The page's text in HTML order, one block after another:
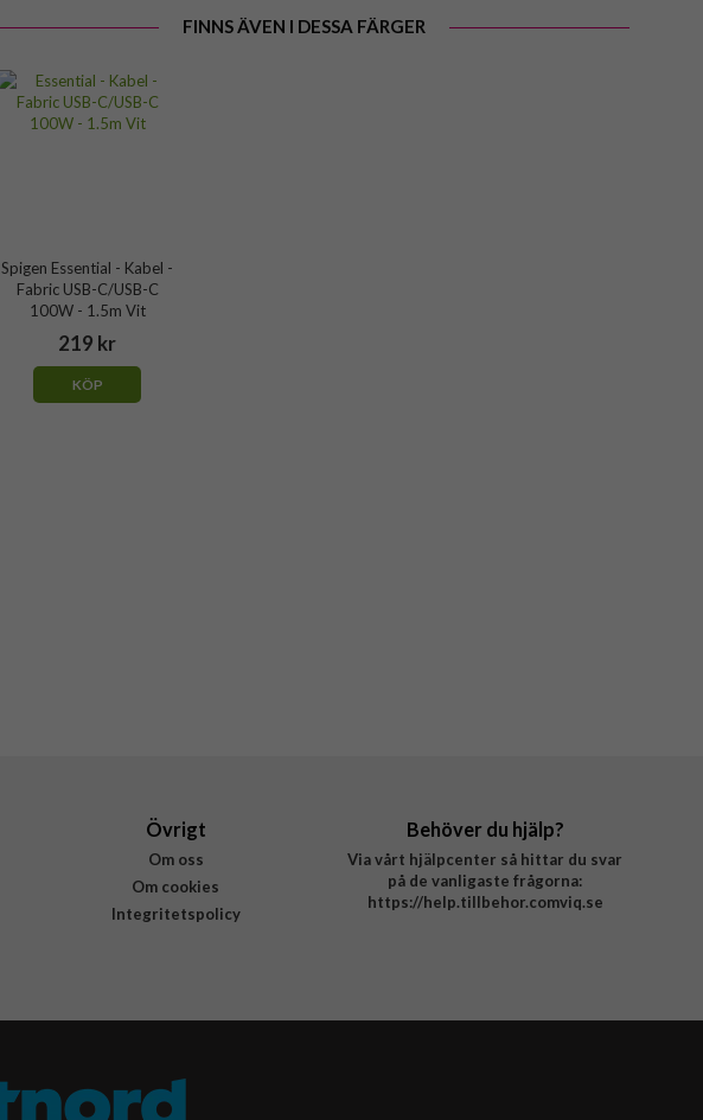
FINNS ÄVEN I DESSA FÄRGER
Spigen Essential - Kabel -
Fabric USB-C/USB-C
100W - 1.5m Vit
219 kr
KÖP
Övrigt
Om oss
Om cookies
Integritetspolicy
Behöver du hjälp?
Via vårt hjälpcenter så hittar du svar
på de vanligaste frågorna:
https://help.tillbehor.comviq.se